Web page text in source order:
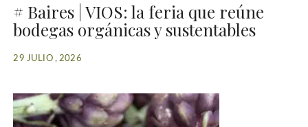
# Baires | VIOS: la feria que reúne
bodegas orgánicas y sustentables
29 JULIO , 2026